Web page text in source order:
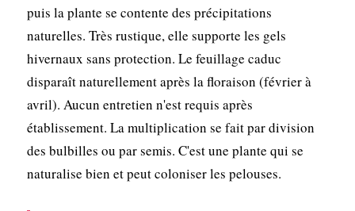
puis la plante se contente des précipitations
naturelles. Très rustique, elle supporte les gels
hivernaux sans protection. Le feuillage caduc
disparaît naturellement après la floraison (février à
avril). Aucun entretien n'est requis après
établissement. La multiplication se fait par division
des bulbilles ou par semis. C'est une plante qui se
naturalise bien et peut coloniser les pelouses.